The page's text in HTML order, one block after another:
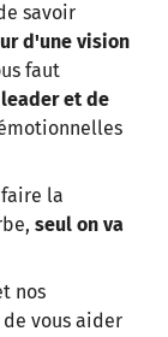
savoir
d'une vision
faut
et de
la
seul on va
nos
vous aider